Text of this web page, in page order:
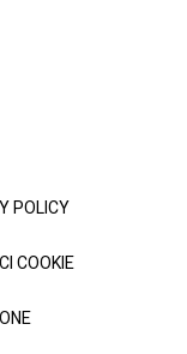
POLICY
COOKIE